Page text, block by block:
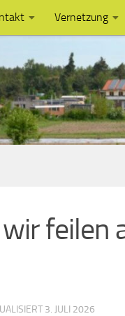
Vernetzung
feilen
3. JULI 2026